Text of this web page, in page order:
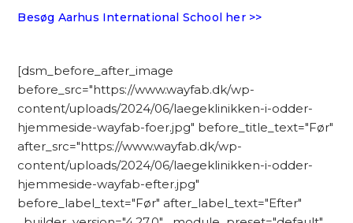
Besøg Aarhus International School her >>
[dsm_before_after_image
before_src="https://www.wayfab.dk/wp-
content/uploads/2024/06/laegeklinikken-i-odder-
hjemmeside-wayfab-foer.jpg" before_title_text="Før"
after_src="https://www.wayfab.dk/wp-
content/uploads/2024/06/laegeklinikken-i-odder-
hjemmeside-wayfab-efter.jpg"
before_label_text="Før" after_label_text="Efter"